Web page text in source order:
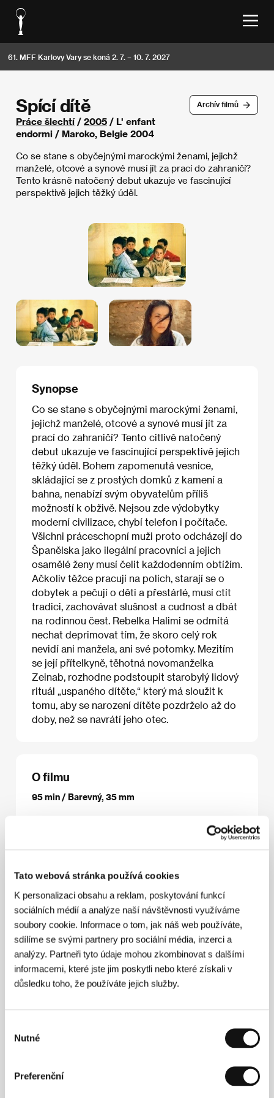
Tato webová stránka používá cookies
K personalizaci obsahu a reklam, poskytování funkcí
sociálních médií a analýze naší návštěvnosti využíváme
soubory cookie. Informace o tom, jak náš web používáte,
sdílíme se svými partnery pro sociální média, inzerci a
analýzy. Partneři tyto údaje mohou zkombinovat s dalšími
informacemi, které jste jim poskytli nebo které získali v
důsledku toho, že používáte jejich služby.
souhlasu
Nutné
Preferenční
61. MFF Karlovy Vary se koná 2. 7. – 10. 7. 2027
Archív filmů
Spící dítě
Práce šlechtí/ 2005 / L' enfant
endormi / Maroko, Belgie 2004
Co se stane s obyčejnými marockými ženami, jejichž
manželé, otcové a synové musí jít za prací do zahraničí?
Tento krásně natočený debut ukazuje ve fascinující
perspektivě jejich těžký úděl.
Synopse
Co se stane s obyčejnými marockými ženami,
jejichž manželé, otcové a synové musí jít za
prací do zahraničí? Tento citlivě natočený
debut ukazuje ve fascinující perspektivě jejich
těžký úděl. Bohem zapomenutá vesnice,
skládající se z prostých domků z kamení a
bahna, nenabízí svým obyvatelům příliš
možností k obživě. Nejsou zde výdobytky
moderní civilizace, chybí telefon i počítače.
Všichni práceschopní muži proto odcházejí do
Španělska jako ilegální pracovníci a jejich
osamělé ženy musí čelit každodenním obtížím.
Ačkoliv těžce pracují na polích, starají se o
dobytek a pečují o děti a přestárlé, musí ctít
tradici, zachovávat slušnost a cudnost a dbát
na rodinnou čest. Rebelka Halimi se odmítá
nechat deprimovat tím, že skoro celý rok
nevidí ani manžela, ani své potomky. Mezitím
se její přítelkyně, těhotná novomanželka
Zeinab, rozhodne podstoupit starobylý lidový
rituál „uspaného dítěte,“ který má sloužit k
tomu, aby se narození dítěte pozdrželo až do
doby, než se navrátí jeho otec.
O filmu
95 min / Barevný, 35 mm
Armand Amar,
coquelicots de l´oriental/ HrajíMounia Osfour,
Rachida Brakni, Nermine Elhaggar, Fatna
Abdessamie/ KontaktLes Films de la Dreve
www: www.lenfantendormi.be
Režie
Režisérka, scénáristka a producentka